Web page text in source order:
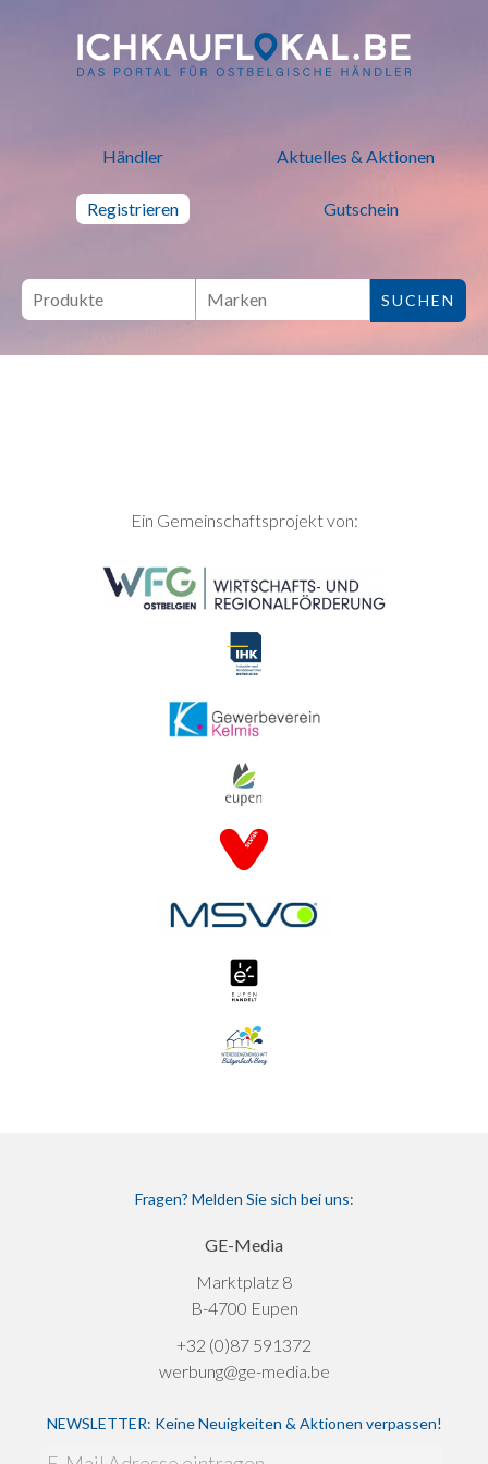
ich kauf lokal - Bei lokalen
Händler Aktuelles & Aktionen
Registrieren Gutschein
SEITENFUSSEin Gemeinschaftsprojekt von:
Fragen? Melden Sie sich bei uns:
GE-Media
Marktplatz 8
B-4700 Eupen
+32 (0)87 591372
werbung@ge-media.be
NEWSLETTER: Keine Neuigkeiten & Aktionen verpassen!